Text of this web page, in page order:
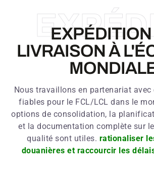
LIVRAISON À
Nous travaillons en partenariat
fiables pour le FCL/LCL dans le
options de consolidation, la
et la documentation complète sur
qualité sont utiles. rationaliser
douanières et raccourcir les